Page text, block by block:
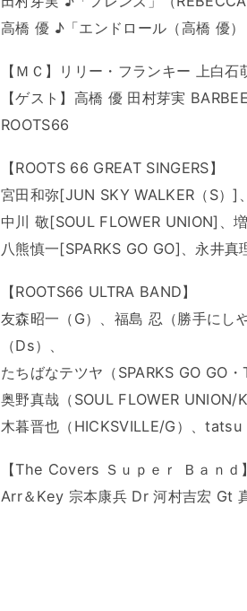
高橋 優 ♪「エンドロール（高橋 優）
【ＭＣ】リリー・フランキー 上白
【ゲスト】高橋 優 田村芽実
ROOTS66
【ROOTS 66 GREAT SINGERS】
宮田和弥[JUN SKY WALKER（S）]
中川 敬[SOUL FLOWER UNION]、
八熊慎一[SPARKS GO GO]、永井
【ROOTS66 ULTRA BAND】
友森昭一（G）、福島 忍（勝手に
（Ds）、
たちばなテツヤ（SPARKS GO GO
奥野真哉（SOUL FLOWER
木暮晋也（HICKSVILLE/G）、tatsu
【The Covers Ｓｕｐｅｒ Ｂａｎ
Arr＆Key 宗本康兵 Dr 河村吉宏 Gt